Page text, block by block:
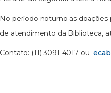
No período noturno as
de atendimento da Biblioteca,
Contato: (11) 3091-4017 ou